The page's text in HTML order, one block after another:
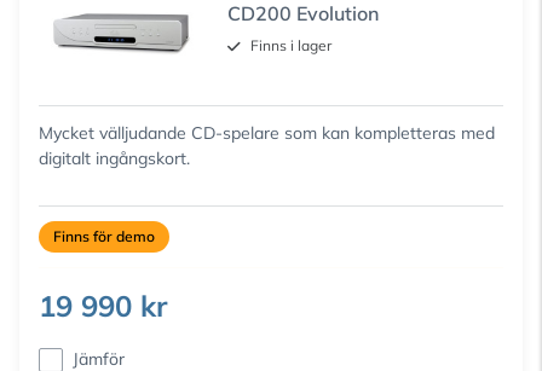
CD200 Evolution
Finns i lager
Mycket välljudande CD-spelare som kan kompletteras med
digitalt ingångskort.
Finns för demo
19 990 kr
Jämför